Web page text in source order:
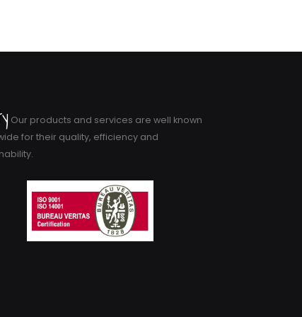
Our products and services are well known
for their quality, efficiency and